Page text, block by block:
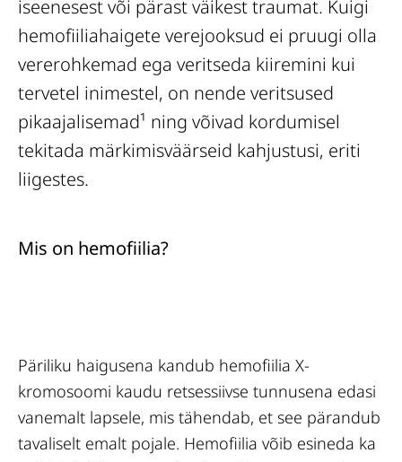
iseenesest või pärast väikest traumat. Kuigi
hemofiiliahaigete verejooksud ei pruugi olla
vererohkemad ega veritseda kiiremini kui
tervetel inimestel, on nende veritsused
pikaajalisemad¹ ning võivad kordumisel
tekitada märkimisväärseid kahjustusi, eriti
liigestes.
Mis on hemofiilia?
Päriliku haigusena kandub hemofiilia X-
kromosoomi kaudu retsessiivse tunnusena edasi
vanemalt lapsele, mis tähendab, et see pärandub
tavaliselt emalt pojale. Hemofiilia võib esineda ka